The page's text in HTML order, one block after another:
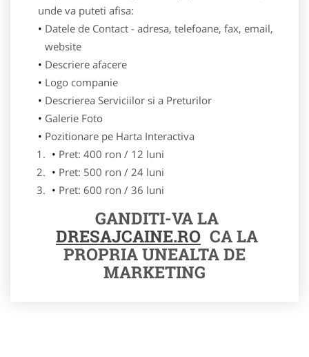
unde va puteti afisa:
Datele de Contact - adresa, telefoane, fax, email,
website
Descriere afacere
Logo companie
Descrierea Serviciilor si a Preturilor
Galerie Foto
Pozitionare pe Harta Interactiva
Pret: 400 ron / 12 luni
Pret: 500 ron / 24 luni
Pret: 600 ron / 36 luni
GANDITI-VA LA
DRESAJCAINE.RO CA LA
PROPRIA UNEALTA DE
MARKETING